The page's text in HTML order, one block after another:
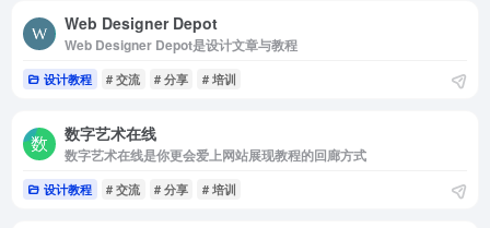
Web Designer Depot
Web Designer Depot是设计文章与教程
设计教程 # 交流 # 分享 # 培训
数字艺术在线
数字艺术在线是你更会爱上网站展现教程的回廊方式
设计教程 # 交流 # 分享 # 培训